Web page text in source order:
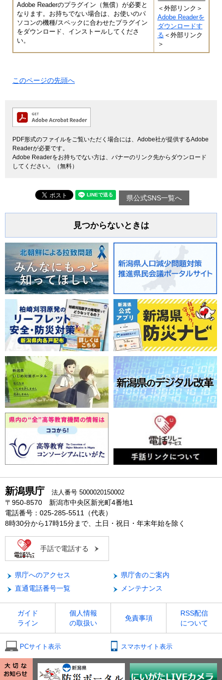
Adobe Readerのプラグイン（無償）が必要と
なります。お持ちでない場合は、お使いのパ
ソコンの機種/スペックに合わせたプラグイン
をダウンロード、インストールしてくださ
い。
＜外部リンク＞
Adobe Readerを
ダウンロードす
る ＜外部リンク
＞
このページの先頭へ
PDF形式のファイルをご覧いただく場合には、Adobe社が提供するAdobe
Readerが必要です。
Adobe Readerをお持ちでない方は、バナーのリンク先からダウンロード
してください。（無料）
県公式SNS一覧へ
見つからないときは
新潟県庁 法人番号 5000020150002
〒950-8570 新潟市中央区新光町4番地1
電話番号：025-285-5511（代表）
8時30分から17時15分まで、土日・祝日・年末年始を除く
手話で電話する
県庁へのアクセス
県庁舎のご案内
直通電話番号一覧
メンテナンス
ガイド
ライン
個人情報
の取扱い
免責事項
RSS配信
について
PCサイト表示 スマホサイト表示